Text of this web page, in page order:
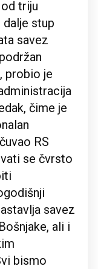
triju
stup
savez
probio je
čime je
RS
se čvrsto
savez
ali i
bismo